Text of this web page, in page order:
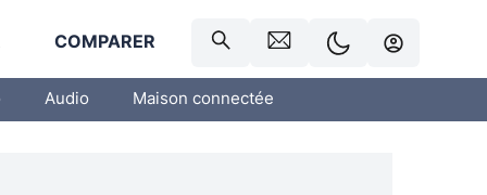
COMPARER
Audio Maison connectée